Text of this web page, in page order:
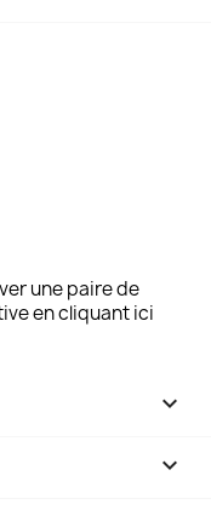
une paire de
en cliquant ici

